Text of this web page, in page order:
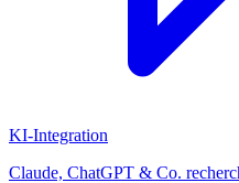
KI-Integration
Claude, ChatGPT & Co.